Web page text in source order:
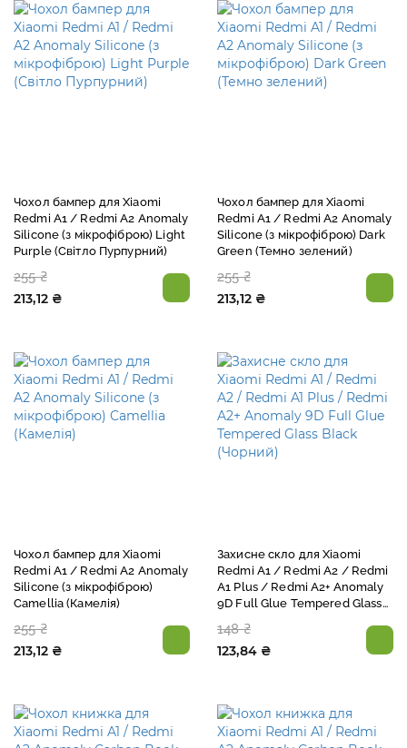
Чохол бампер для Xiaomi
Redmi A1 / Redmi A2 Anomaly
Silicone (з мікрофіброю) Light
Purple (Світло Пурпурний)
255 ₴
213,12 ₴
Чохол бампер для Xiaomi
Redmi A1 / Redmi A2 Anomaly
Silicone (з мікрофіброю) Dark
Green (Темно зелений)
255 ₴
213,12 ₴
Чохол бампер для Xiaomi
Redmi A1 / Redmi A2 Anomaly
Silicone (з мікрофіброю)
Camellia (Камелія)
255 ₴
213,12 ₴
Захисне скло для Xiaomi
Redmi A1 / Redmi A2 / Redmi
A1 Plus / Redmi A2+ Anomaly
9D Full Glue Tempered Glass
148 ₴
123,84 ₴